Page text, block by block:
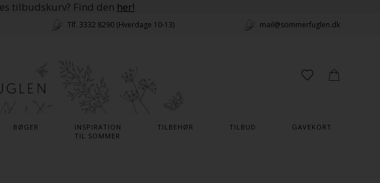
tilbudskurv? Find den her!
Tlf. 3332 8290 (Hverdage 10-13) mail@sommerfuglen.dk
BØGER
INSPIRATION
TIL SOMMER
TILBEHØR TILBUD GAVEKORT